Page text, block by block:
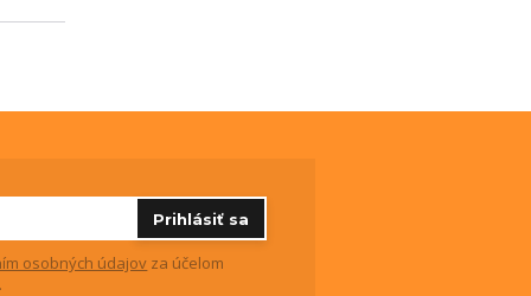
Prihlásiť sa
osobných údajov za účelom